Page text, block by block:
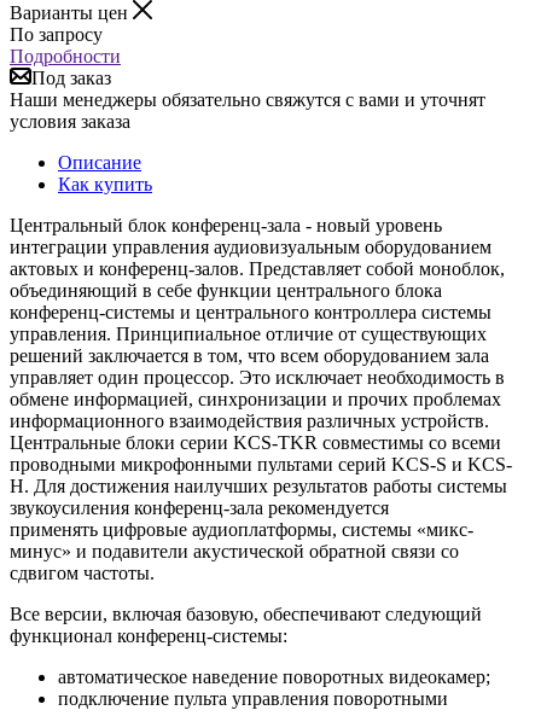
Варианты цен
По запросу
Подробности
Под заказ
Наши менеджеры обязательно свяжутся с вами и уточнят
условия заказа
Описание
Как купить
Центральный блок конференц-зала - новый уровень
интеграции управления аудиовизуальным оборудованием
актовых и конференц-залов. Представляет собой моноблок,
объединяющий в себе функции центрального блока
конференц-системы и центрального контроллера системы
управления. Принципиальное отличие от существующих
решений заключается в том, что всем оборудованием зала
управляет один процессор. Это исключает необходимость в
обмене информацией, синхронизации и прочих проблемах
информационного взаимодействия различных устройств.
Центральные блоки серии KCS-TKR совместимы со всеми
проводными микрофонными пультами серий KCS-S и KCS-
H. Для достижения наилучших результатов работы системы
звукоусиления конференц-зала рекомендуется
применять цифровые аудиоплатформы, системы «микс-
минус» и подавители акустической обратной связи со
сдвигом частоты.
Все версии, включая базовую, обеспечивают следующий
функционал конференц-системы:
автоматическое наведение поворотных видеокамер;
подключение пульта управления поворотными